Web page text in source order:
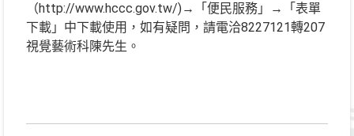
（http://www.hccc.gov.tw/)→「便民服務」→「表單
下載」中下載使用，如有疑問，請電洽8227121轉207
視覺藝術科陳先生。